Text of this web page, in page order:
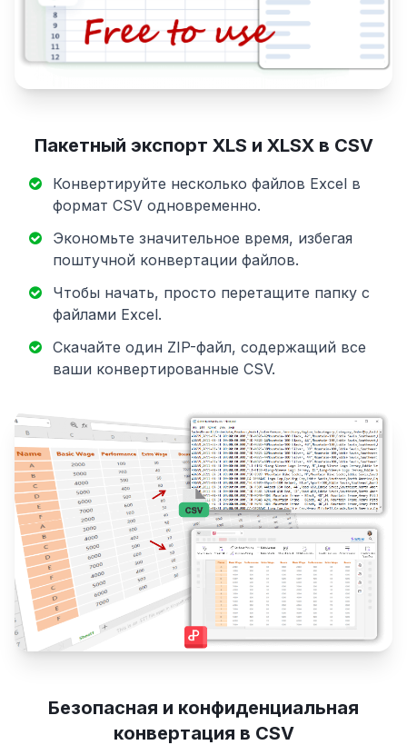
Пакетный экспорт XLS и XLSX в CSV
Конвертируйте несколько файлов Excel в
формат CSV одновременно.
Экономьте значительное время, избегая
поштучной конвертации файлов.
Чтобы начать, просто перетащите папку с
файлами Excel.
Скачайте один ZIP-файл, содержащий все
ваши конвертированные CSV.
Безопасная и конфиденциальная
конвертация в CSV